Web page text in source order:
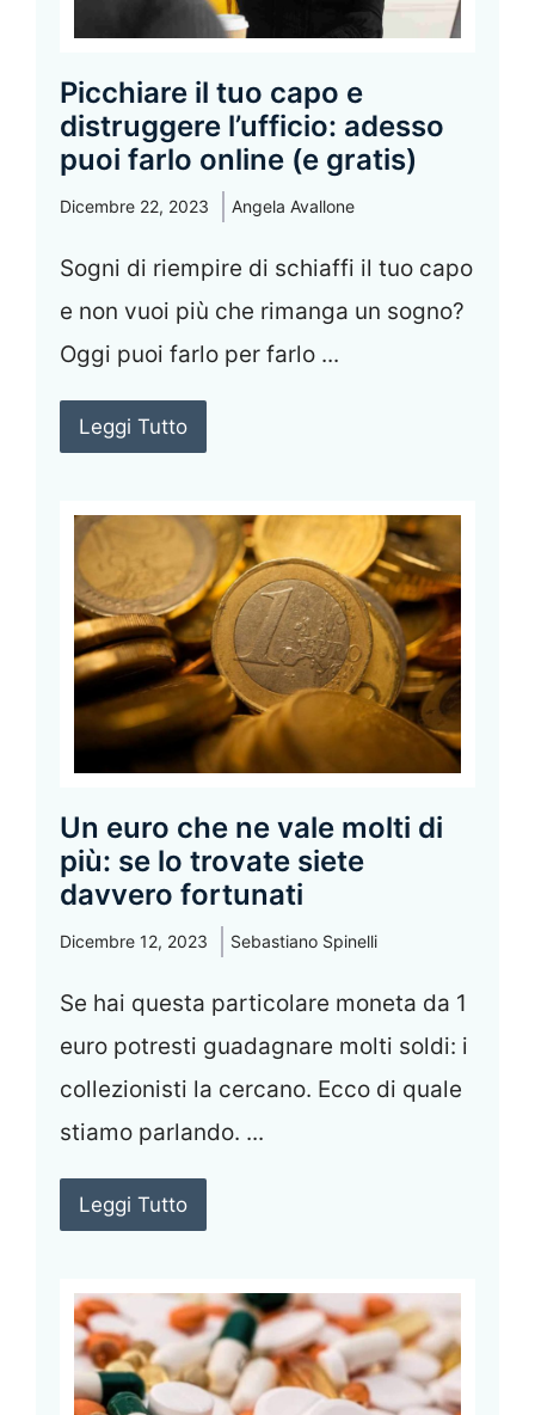
Picchiare il tuo capo e
distruggere l’ufficio: adesso
puoi farlo online (e gratis)
Dicembre 22, 2023 Angela Avallone
Sogni di riempire di schiaffi il tuo capo
e non vuoi più che rimanga un sogno?
Oggi puoi farlo per farlo ...
Leggi Tutto
Un euro che ne vale molti di
più: se lo trovate siete
davvero fortunati
Dicembre 12, 2023 Sebastiano Spinelli
Se hai questa particolare moneta da 1
euro potresti guadagnare molti soldi: i
collezionisti la cercano. Ecco di quale
stiamo parlando. ...
Leggi Tutto